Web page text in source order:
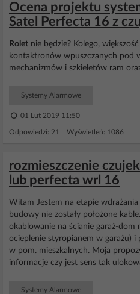
Ocena projektu
Satel Perfecta 16 z
Rolet nie będzie? Kolego,
kontaktronów wpuszczanych pod
mechanizmów i szkieletów ram
Systemy Alarmowe
01 Lut 2019 11:50
Odpowiedzi: 21 Wyświetleń: 1086
rozmieszczenie
lub perfecta wrl 16
Witam Jestem na etapie
budowy nie zostały położone
okablowanie na ścianie garaż-dom
ocieplenie styropianem w garażu)
w pom. mieszkalnych. Moja
informacje czy jest sens tak
Systemy Alarmowe